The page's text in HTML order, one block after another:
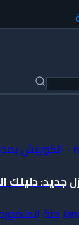
جديد: دليلك